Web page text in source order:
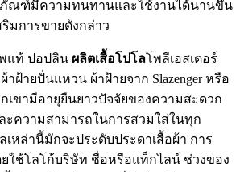
ภัณฑ์มีความทนทานและใช้งานได้นานขึ้น
ริมการขายดังกล่าว
แท้ ปอปลิน ผลิตเสื้อโปโลโพลีเอสเตอร์
าฝ้ายปั่นแหวน ผ้าฝ้ายจาก Slazenger หรือ
เขามีอายุยืนยาวปัจจัยของความสะดวก
ะความสามารถในการสวมใส่ในทุก
เหล่านี้มักจะประดับประดาเสื้อผ้า การ
ใช้โลโก้บริษัท ชื่อหรือแท็กไลน์ ช่วงของ